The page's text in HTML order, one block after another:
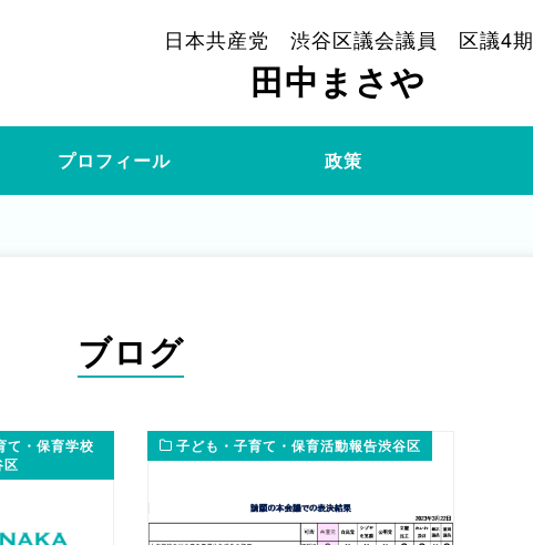
日本共産党 渋谷区議会議員 区議4期
田中まさや
プロフィール 政策
ブログ
て・保育学校
区
子ども・子育て・保育活動報告渋谷区